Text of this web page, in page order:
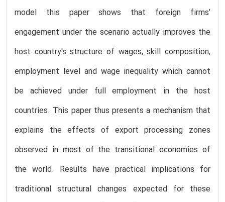
model this paper shows that foreign firms’
engagement under the scenario actually improves the
host country's structure of wages, skill composition,
employment level and wage inequality which cannot
be achieved under full employment in the host
countries. This paper thus presents a mechanism that
explains the effects of export processing zones
observed in most of the transitional economies of
the world. Results have practical implications for
traditional structural changes expected for these